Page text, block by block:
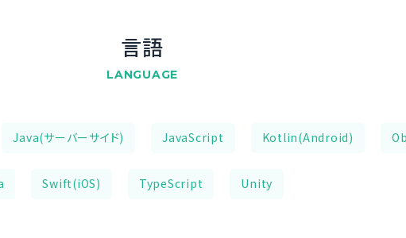
言語
LANGUAGE
Java(サーバーサイド) JavaScript Kotlin(Android)
Swift(iOS) TypeScript Unity